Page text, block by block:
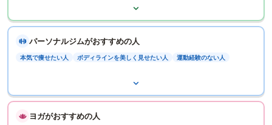
パーソナルジムがおすすめの人
本気で痩せたい人 ボディラインを美しく見せたい人 運動経験のない人
ヨガがおすすめの人